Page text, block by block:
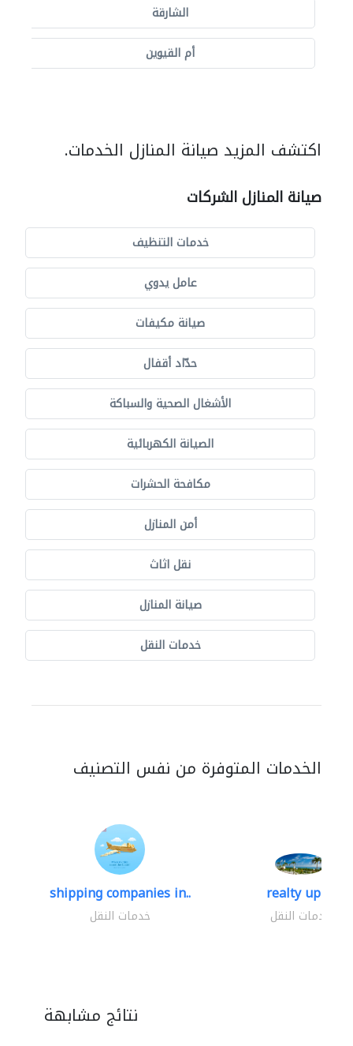
الشارقة
أم القيوين
اكتشف المزيد صيانة المنازل الخدمات.
صيانة المنازل الشركات
خدمات التنظيف
عامل يدوي
صيانة مكيفات
حدّاد أقفال
الأشغال الصحية والسباكة
الصيانة الكهربائية
مكافحة الحشرات
أمن المنازل
نقل اثاث
صيانة المنازل
خدمات النقل
الخدمات المتوفرة من نفس التصنيف
shipping companies in..
خدمات النقل
realty up -..
خدمات النقل
نتائج مشابهة